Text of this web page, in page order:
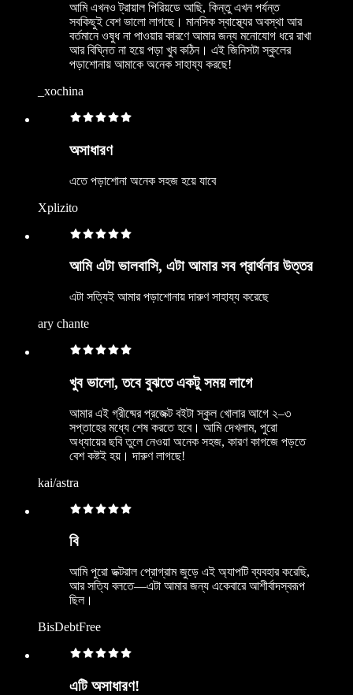
আমি এখনও ট্রায়াল পিরিয়ডে আছি, কিন্তু এখন পর্যন্ত
সবকিছুই বেশ ভালো লাগছে। মানসিক স্বাস্থ্যের অবস্থা আর
বর্তমানে ওষুধ না পাওয়ার কারণে আমার জন্য মনোযোগ ধরে রাখা
আর বিঘ্নিত না হয়ে পড়া খুব কঠিন। এই জিনিসটা স্কুলের
পড়াশোনায় আমাকে অনেক সাহায্য করছে!
_xochina
অসাধারণ
এতে পড়াশোনা অনেক সহজ হয়ে যাবে
Xplizito
আমি এটা ভালবাসি, এটা আমার সব প্রার্থনার উত্তর
এটা সত্যিই আমার পড়াশোনায় দারুণ সাহায্য করেছে
ary chante
খুব ভালো, তবে বুঝতে একটু সময় লাগে
আমার এই গ্রীষ্মের প্রজেক্ট বইটা স্কুল খোলার আগে ২–৩
সপ্তাহের মধ্যে শেষ করতে হবে। আমি দেখলাম, পুরো
অধ্যায়ের ছবি তুলে নেওয়া অনেক সহজ, কারণ কাগজে পড়তে
বেশ কষ্টই হয়। দারুণ লাগছে!
kai/astra
বি
আমি পুরো ডক্টরাল প্রোগ্রাম জুড়ে এই অ্যাপটি ব্যবহার করেছি,
আর সত্যি বলতে—এটা আমার জন্য একেবারে আশীর্বাদস্বরূপ
ছিল।
BisDebtFree
এটি অসাধারণ!